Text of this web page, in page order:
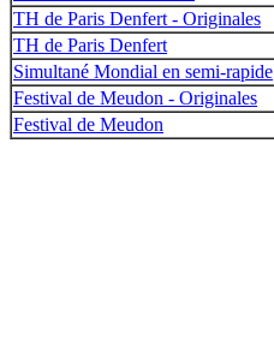
TH de Paris Denfert - Originales
TH de Paris Denfert
Simultané Mondial en semi-rapide
Festival de Meudon - Originales
Festival de Meudon